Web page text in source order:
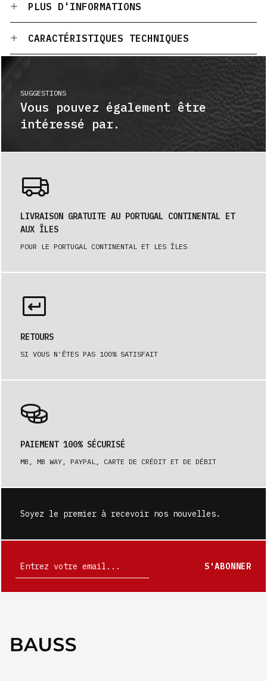
PLUS D'INFORMATIONS
CARACTÉRISTIQUES TECHNIQUES
SUGGESTIONS
Vous pouvez également être
intéressé par.
LIVRAISON GRATUITE AU PORTUGAL CONTINENTAL ET
AUX ÎLES
POUR LE PORTUGAL CONTINENTAL ET LES ÎLES
RETOURS
SI VOUS N'ÊTES PAS 100% SATISFAIT
PAIEMENT 100% SÉCURISÉ
MB, MB WAY, PAYPAL, CARTE DE CRÉDIT ET DE DÉBIT
Soyez le premier à recevoir nos nouvelles.
S'ABONNER